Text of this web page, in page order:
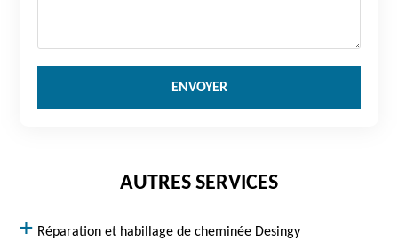
AUTRES SERVICES
Réparation et habillage de cheminée Desingy